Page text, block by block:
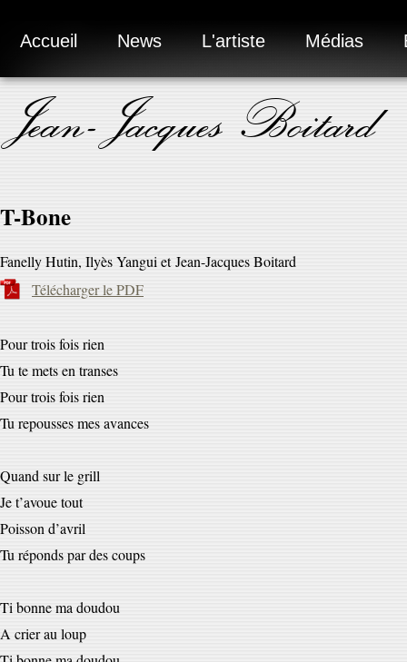
Accueil News L'artiste Médias
Jean-Jacques Boitard
T-Bone
Fanelly Hutin, Ilyès Yangui et Jean-Jacques Boitard
Télécharger le PDF
Pour trois fois rien
Tu te mets en transes
Pour trois fois rien
Tu repousses mes avances
Quand sur le grill
Je t’avoue tout
Poisson d’avril
Tu réponds par des coups
Ti bonne ma doudou
A crier au loup